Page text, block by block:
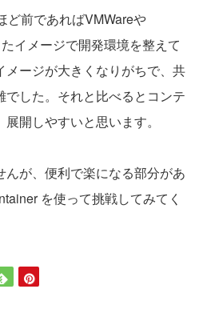
ど前であればVMWareや
イメージで開発環境を整えて
メージが大きくなりがちで、共
した。それと比べるとコンテ
開しやすいと思います。
が、便利で楽になる部分があ
を使って挑戦してみてく